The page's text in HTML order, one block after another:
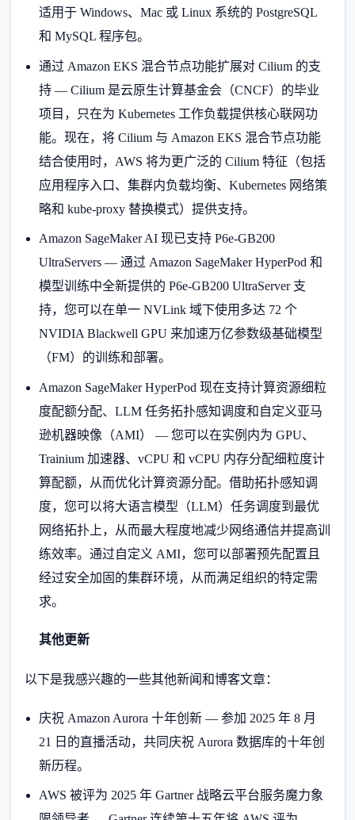
适用于 Windows、Mac 或 Linux 系统的 PostgreSQL
和 MySQL 程序包。
通过 Amazon EKS 混合节点功能扩展对 Cilium 的支
持 — Cilium 是云原生计算基金会（CNCF）的毕业
项目，只在为 Kubernetes 工作负载提供核心联网功
能。现在，将 Cilium 与 Amazon EKS 混合节点功能
结合使用时，AWS 将为更广泛的 Cilium 特征（包括
应用程序入口、集群内负载均衡、Kubernetes 网络策
略和 kube-proxy 替换模式）提供支持。
Amazon SageMaker AI 现已支持 P6e-GB200
UltraServers — 通过 Amazon SageMaker HyperPod 和
模型训练中全新提供的 P6e-GB200 UltraServer 支
持，您可以在单一 NVLink 域下使用多达 72 个
NVIDIA Blackwell GPU 来加速万亿参数级基础模型
（FM）的训练和部署。
Amazon SageMaker HyperPod 现在支持计算资源细粒
度配额分配、LLM 任务拓扑感知调度和自定义亚马
逊机器映像（AMI） — 您可以在实例内为 GPU、
Trainium 加速器、vCPU 和 vCPU 内存分配细粒度计
算配额，从而优化计算资源分配。借助拓扑感知调
度，您可以将大语言模型（LLM）任务调度到最优
网络拓扑上，从而最大程度地减少网络通信并提高训
练效率。通过自定义 AMI，您可以部署预先配置且
经过安全加固的集群环境，从而满足组织的特定需
求。
其他更新
以下是我感兴趣的一些其他新闻和博客文章：
庆祝 Amazon Aurora 十年创新 — 参加 2025 年 8 月
21 日的直播活动，共同庆祝 Aurora 数据库的十年创
新历程。
AWS 被评为 2025 年 Gartner 战略云平台服务魔力象